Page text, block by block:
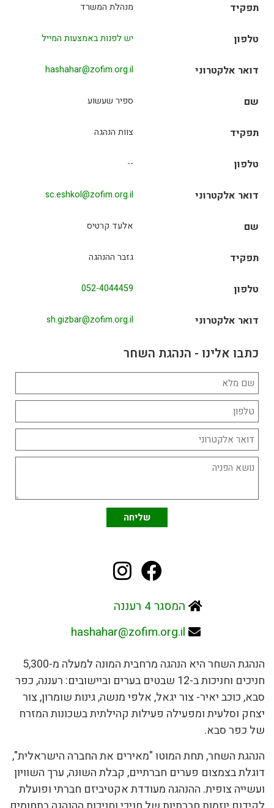
המסגר 4 רעננה
hashahar@zofim.org.il
הנהגת השחר היא הנהגה מרחבית המונה למעלה מ-5,300
חניכים וחניכות ב-12 שבטים בערים וביישובים: רעננה, כפר
סבא, כוכב יאיר- צור יגאל, אלפי מנשה, גינות שומרון, צור
יצחק וסלעית ומפעילה פעילות קהילתית בשכונות המזרח
של כפר סבא.
הנהגת השחר, תחת המוטו "מאירים את החברה הישראלית",
דוגלת בצמצום פערים חברתיים, קבלת השונה, ערך השוויון
ועשייה צופית. ההנהגה מעודדת אקטיביזם חברתי ופועלת
תפקיד מנהלת המשרד
טלפון יש לפנות באמצעות המייל
דואר אלקטרוני hashahar@zofim.org.il
שם ספיר שעשוע
תפקיד צוות הנהגה
טלפון --
דואר אלקטרוני sc.eshkol@zofim.org.il
שם אלעד קרטיס
תפקיד גזבר ההנהגה
טלפון 052-4044459
דואר אלקטרוני sh.gizbar@zofim.org.il
כתבו אלינו - הנהגת השחר